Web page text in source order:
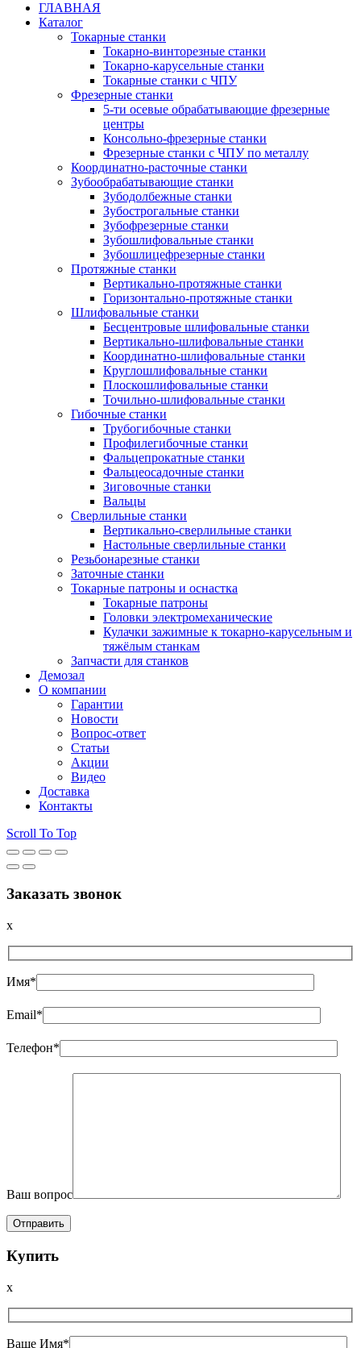
ГЛАВНАЯ
Каталог
Токарные станки
Токарно-винторезные станки
Токарно-карусельные станки
Токарные станки с ЧПУ
Фрезерные станки
5-ти осевые обрабатывающие фрезерные
центры
Консольно-фрезерные станки
Фрезерные станки с ЧПУ по металлу
Координатно-расточные станки
Зубообрабатывающие станки
Зубодолбежные станки
Зубострогальные станки
Зубофрезерные станки
Зубошлифовальные станки
Зубошлицефрезерные станки
Протяжные станки
Вертикально-протяжные станки
Горизонтально-протяжные станки
Шлифовальные станки
Бесцентровые шлифовальные станки
Вертикально-шлифовальные станки
Координатно-шлифовальные станки
Круглошлифовальные станки
Плоскошлифовальные станки
Точильно-шлифовальные станки
Гибочные станки
Трубогибочные станки
Профилегибочные станки
Фальцепрокатные станки
Фальцеосадочные станки
Зиговочные станки
Вальцы
Сверлильные станки
Вертикально-сверлильные станки
Настольные сверлильные станки
Резьбонарезные станки
Заточные станки
Токарные патроны и оснастка
Токарные патроны
Головки электромеханические
Кулачки зажимные к токарно-карусельным и
тяжёлым станкам
Запчасти для станков
Демозал
О компании
Гарантии
Новости
Вопрос-ответ
Статьи
Акции
Видео
Доставка
Контакты
Scroll To Top
Заказать звонок
x
Имя*
Email*
Телефон*
Ваш вопрос
Купить
x
Ваше Имя*